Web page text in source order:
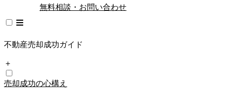
無料相談・お問い合わせ
不動産売却成功ガイド
＋
売却成功の心構え